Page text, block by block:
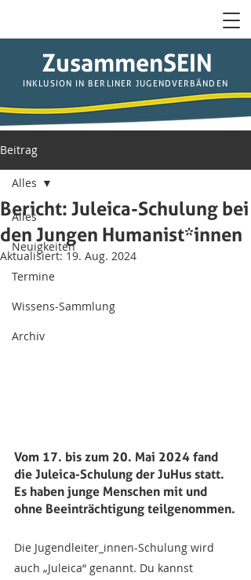
INKLUSION IN BERLINER JUGENDVERBÄNDEN
ZusammenSEIN
Beitrag
Alles
Neuigkeiten
Termine
Wissens-Sammlung
Archiv
Alles
Bericht: Juleica-Schulung bei
den Jungen Humanist*innen
Aktualisiert:19. Aug. 2024
Vom 17. bis zum 20. Mai 2024 fand
die Juleica-Schulung der JuHus statt.
Es haben junge Menschen mit und
ohne Beeinträchtigung teilgenommen.
Die Jugendleiter_innen-Schulung wird
auch „Juleica“ genannt. Du kannst